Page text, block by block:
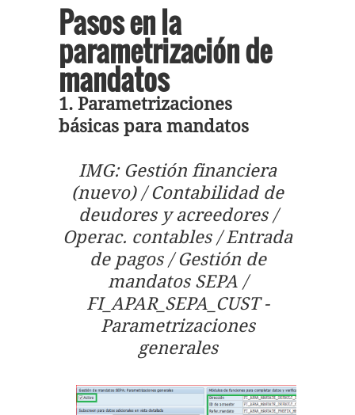
Pasos en la
parametrización de
mandatos
1. Parametrizaciones
básicas para mandatos
IMG: Gestión financiera
(nuevo) / Contabilidad de
deudores y acreedores /
Operac. contables / Entrada
de pagos / Gestión de
mandatos SEPA /
FI_APAR_SEPA_CUST -
Parametrizaciones
generales